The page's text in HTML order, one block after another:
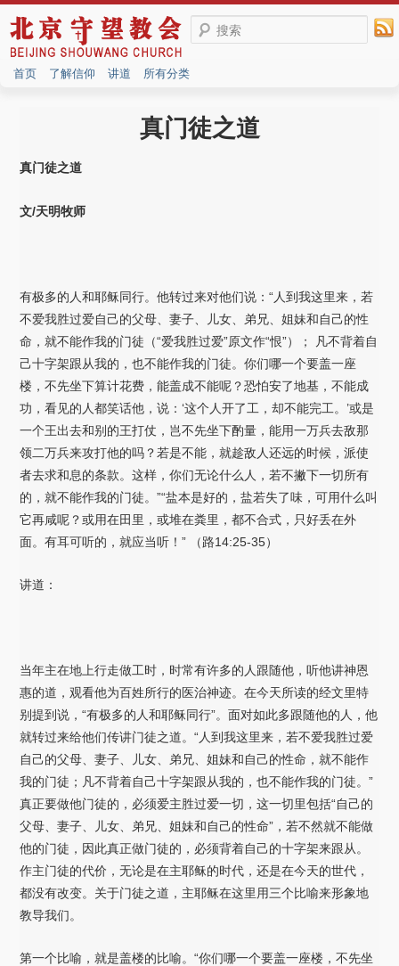
搜索
首页 了解信仰 讲道 所有分类
真门徒之道
真门徒之道
文/天明牧师
有极多的人和耶稣同行。他转过来对他们说：“人到我这里来，若
不爱我胜过爱自己的父母、妻子、儿女、弟兄、姐妹和自己的性
命，就不能作我的门徒（“爱我胜过爱”原文作“恨”）； 凡不背着自
己十字架跟从我的，也不能作我的门徒。你们哪一个要盖一座
楼，不先坐下算计花费，能盖成不能呢？恐怕安了地基，不能成
功，看见的人都笑话他，说：‘这个人开了工，却不能完工。’或是
一个王出去和别的王打仗，岂不先坐下酌量，能用一万兵去敌那
领二万兵来攻打他的吗？若是不能，就趁敌人还远的时候，派使
者去求和息的条款。这样，你们无论什么人，若不撇下一切所有
的，就不能作我的门徒。”“盐本是好的，盐若失了味，可用什么叫
它再咸呢？或用在田里，或堆在粪里，都不合式，只好丢在外
面。有耳可听的，就应当听！” （路14:25-35）
讲道：
当年主在地上行走做工时，时常有许多的人跟随他，听他讲神恩
惠的道，观看他为百姓所行的医治神迹。在今天所读的经文里特
别提到说，“有极多的人和耶稣同行”。面对如此多跟随他的人，他
就转过来给他们传讲门徒之道。“人到我这里来，若不爱我胜过爱
自己的父母、妻子、儿女、弟兄、姐妹和自己的性命，就不能作
我的门徒；凡不背着自己十字架跟从我的，也不能作我的门徒。”
真正要做他门徒的，必须爱主胜过爱一切，这一切里包括“自己的
父母、妻子、儿女、弟兄、姐妹和自己的性命”，若不然就不能做
他的门徒，因此真正做门徒的，必须背着自己的十字架来跟从。
作主门徒的代价，无论是在主耶稣的时代，还是在今天的世代，
都没有改变。关于门徒之道，主耶稣在这里用三个比喻来形象地
教导我们。
第一个比喻，就是盖楼的比喻。“你们哪一个要盖一座楼，不先坐